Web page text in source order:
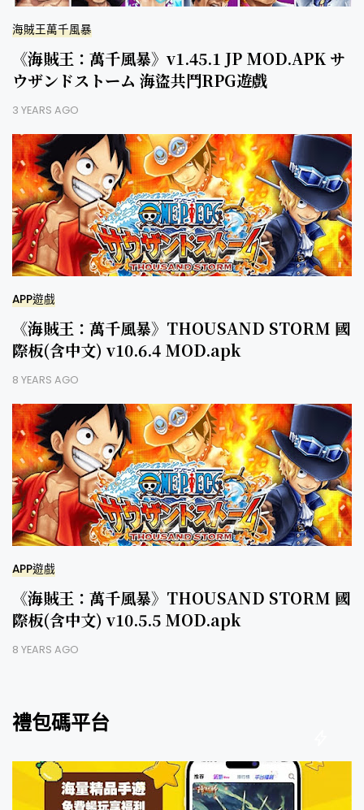
海賊王萬千風暴
《海賊王：萬千風暴》v1.45.1 JP MOD.APK サ
ウザンドストーム 海盜共鬥RPG遊戲
3 YEARS AGO
APP遊戲
《海賊王：萬千風暴》THOUSAND STORM 國
際板(含中文) v10.6.4 MOD.apk
8 YEARS AGO
APP遊戲
《海賊王：萬千風暴》THOUSAND STORM 國
際板(含中文) v10.5.5 MOD.apk
8 YEARS AGO
禮包碼平台